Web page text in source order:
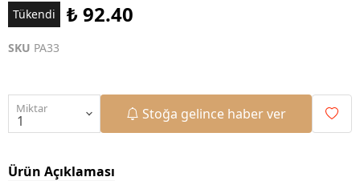
Tükendi ₺ 92.40
SKU PA33
Miktar Stoğa gelince haber ver
Ürün Açıklaması